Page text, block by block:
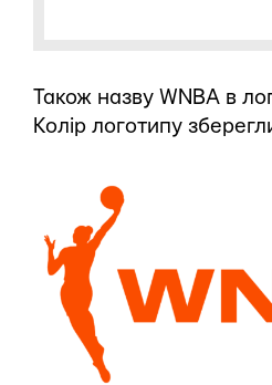
Також назву WNBA в
Колір логотипу